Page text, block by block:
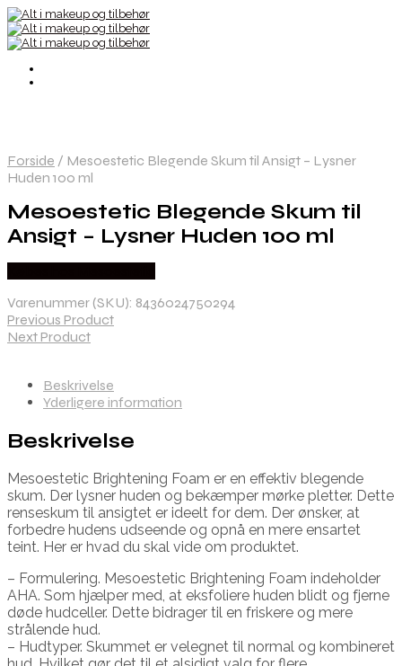
Forside / Mesoestetic Blegende Skum til Ansigt – Lysner
Huden 100 ml
Mesoestetic Blegende Skum til
Ansigt – Lysner Huden 100 ml
Varenummer (SKU): 8436024750294
Previous Product
Next Product
Beskrivelse
Yderligere information
Beskrivelse
Mesoestetic Brightening Foam er en effektiv blegende
skum. Der lysner huden og bekæmper mørke pletter. Dette
renseskum til ansigtet er ideelt for dem. Der ønsker, at
forbedre hudens udseende og opnå en mere ensartet
teint. Her er hvad du skal vide om produktet.
– Formulering. Mesoestetic Brightening Foam indeholder
AHA. Som hjælper med, at eksfoliere huden blidt og fjerne
døde hudceller. Dette bidrager til en friskere og mere
strålende hud.
– Hudtyper. Skummet er velegnet til normal og kombineret